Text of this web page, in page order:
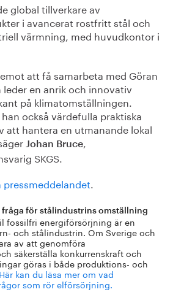
global tillverkare av
i avancerat rostfritt stål och
värmning, med huvudkontor i
att få samarbeta med Göran
leder en anrik och innovativ
på klimatomställningen.
också värdefulla praktiska
att hantera en utmanande lokal
Johan Bruce,
SKGS.
pressmeddelandet.
för stålindustrins omställning
fossilfri energiförsörjning är en
och stålindustrin. Om Sverige och
av att genomföra
säkerställa konkurrenskraft och
göras i både produktions- och
Här kan du läsa mer om vad
som rör elförsörjning.